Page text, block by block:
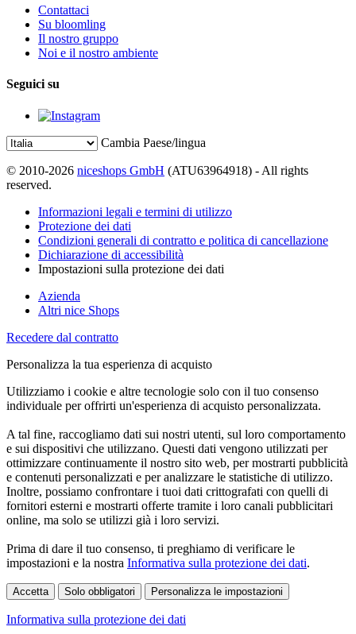
Contattaci
Su bloomling
Il nostro gruppo
Noi e il nostro ambiente
Seguici su
Cambia Paese/lingua
© 2010-2026 niceshops GmbH (ATU63964918) - All rights
reserved.
Informazioni legali e termini di utilizzo
Protezione dei dati
Condizioni generali di contratto e politica di cancellazione
Dichiarazione di accessibilità
Impostazioni sulla protezione dei dati
Azienda
Altri nice Shops
Recedere dal contratto
Personalizza la tua esperienza di acquisto
Utilizziamo i cookie e altre tecnologie solo con il tuo consenso
individuale per offrirti un'esperienza di acquisto personalizzata.
A tal fine, raccogliamo dati sui nostri utenti, sul loro comportamento
e sui dispositivi che utilizzano. Questi dati vengono utilizzati per
ottimizzare continuamente il nostro sito web, per mostrarti pubblicità
e contenuti personalizzati e per analizzare le statistiche di utilizzo.
Inoltre, possiamo confrontare i tuoi dati crittografati con quelli di
fornitori esterni e mostrarti offerte tramite i loro canali pubblicitari
online, ma solo se utilizzi già i loro servizi.
Prima di dare il tuo consenso, ti preghiamo di verificare le
impostazioni e la nostra Informativa sulla protezione dei dati.
Accetta Solo obbligatori Personalizza le impostazioni
Informativa sulla protezione dei dati